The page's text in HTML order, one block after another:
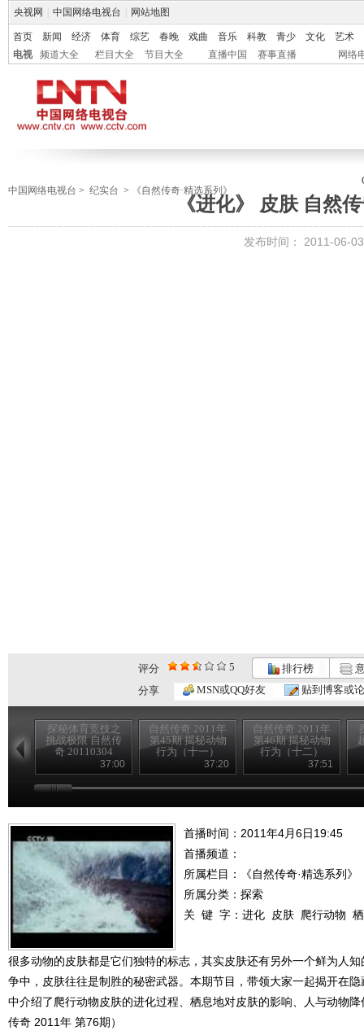
央视网 中国网络电视台 网站地图
首页 新闻 经济 体育 综艺 春晚 戏曲 音乐 科教 青少 文化
艺术
电视
频道大全 栏目大全 节目大全 直播中国 赛事直播 网络
中国网络电视台 > 纪实台 > 《自然传奇·精选系列》
《进化》 皮肤 自然
发布时间： 2011-06-
评分 5 排行榜
分享
MSN或QQ好友 贴到博客或
探秘体育竞技之
挑战极限 自然传
奇 20110304
37:00
自然传奇 2011年
第45期 揭秘动物
行为（十一）
37:20
自然传奇 2011年
第46期 揭秘动物
行为（十二）
37:51
首播时间：2011年4月6日19:45
首播频道：
所属栏目：
《自然传奇·精选系列》
所属分类：探索
关 键 字： 进化 皮肤 爬行动物
很多动物的皮肤都是它们独特的标志，其实皮肤还有另外一个鲜为人
争中，皮肤往往是制胜的秘密武器。本期节目，带领大家一起揭开在
中介绍了爬行动物皮肤的进化过程、栖息地对皮肤的影响、人与动物
传奇 2011年 第76期）